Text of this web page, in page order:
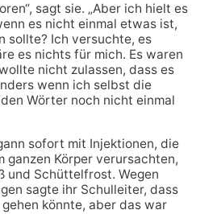
sagt sie. „Aber ich hielt es
es nicht einmal etwas ist,
sollte? Ich versuchte, es
es nichts für mich. Es waren
nicht zulassen, dass es
wenn ich selbst die
Wörter noch nicht einmal
sofort mit Injektionen, die
ganzen Körper verursachten,
und Schüttelfrost. Wegen
sagte ihr Schulleiter, dass
könnte, aber das war